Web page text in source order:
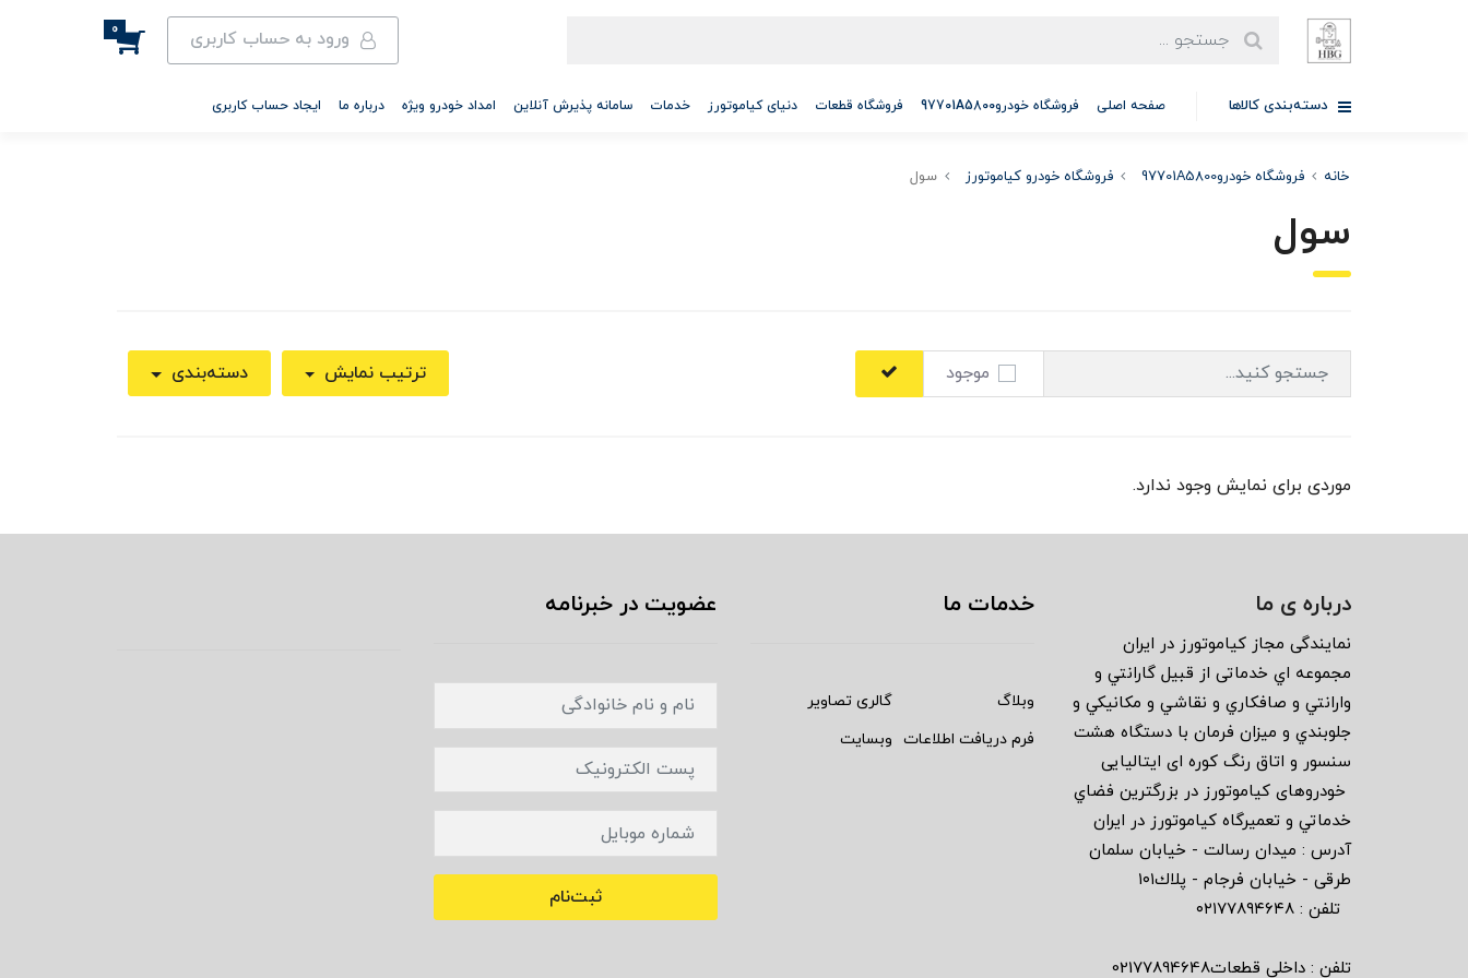
ورود به حساب کاربری 0
دسته‌بندی کالاها صفحه اصلی فروشگاه خودرو97701A5800 فروشگاه قطعات دنیای کیاموتورز خدمات سامانه پذیرش آنلاین امداد خودرو ویژه درباره ما ایجاد حساب کاربری
خانه فروشگاه خودرو97701A5800 فروشگاه خودرو کیاموتورز سول
سول
موجود ترتیب نمایش دسته‌بندی
موردی برای نمایش وجود ندارد.
درباره ی ما
نمايندگى مجاز كياموتورز در ايران
مجموعه اي خدماتى از قبيل گارانتي و
وارانتي و صافكاري و نقاشي و مكانيكي و
جلوبندي و ميزان فرمان با دستگاه هشت
سنسور و اتاق رنگ كوره اى ايتاليايى
خودروهاى كياموتورز در بزرگترين فضاي
خدماتي و تعميرگاه كياموتورز در ايران
آدرس : ميدان رسالت - خيابان سلمان
طرقى - خيابان فرجام - پلاك١٠١
تلفن : ٠٢١٧٧٨٩٤٦٤٨
تلفن : داخلی قطعات02177894648
خدمات ما
وبلاگ
گالری تصاویر
فرم دریافت اطلاعات وبسایت
عضویت در خبرنامه
ثبت‌نام